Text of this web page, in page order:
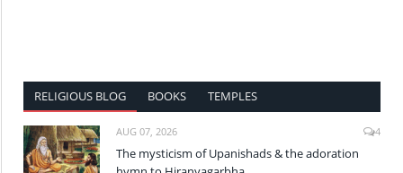
RELIGIOUS BLOG BOOKS TEMPLES
AUG 07, 2026 4
The mysticism of Upanishads & the adoration